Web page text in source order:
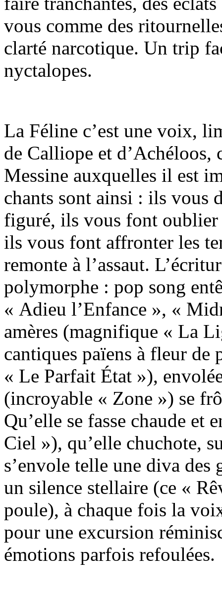
vous comme des
clarté narcotique. Un trip
nyctalopes.
La Féline c’est une voix,
de Calliope et d’Achéloos,
Messine auxquelles il est
chants sont ainsi : ils vous
figuré, ils vous font
ils vous font affronter les
remonte à l’assaut.
polymorphe : pop song
« Adieu l’Enfance », «
amères (magnifique « La
cantiques païens à fleur de
« Le Parfait État »),
(incroyable « Zone ») se
Qu’elle se fasse chaude et
Ciel »), qu’elle chuchote,
s’envole telle une diva des
un silence stellaire (ce «
poule), à chaque fois la
pour une excursion
émotions parfois refoulées.